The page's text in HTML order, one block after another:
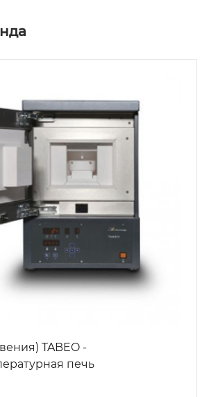
TABEO -
печь